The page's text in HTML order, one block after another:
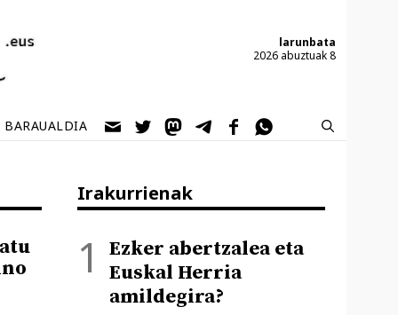
larunbata
2026 abuztuak 8
BARAUALDIA
Irakurrienak
Ezker abertzalea eta
Euskal Herria
amildegira?